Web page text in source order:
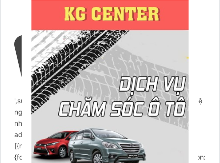
',success:"Yêu cầu gọi lại đã được gửi. Chúng tôi sẽ liên hệ
ngay cho bạn.",error:"Lỗi mất rồi! thử lại
nhé.",action:'https://chamsocxekhanggia.com/wp-
admin/admin-ajax.php',buttons:
[{name:"submit",label:"Submit",type:"submit",},],fields:
{formId:{name:'formId',value:'callback',type:'hidden'},action: